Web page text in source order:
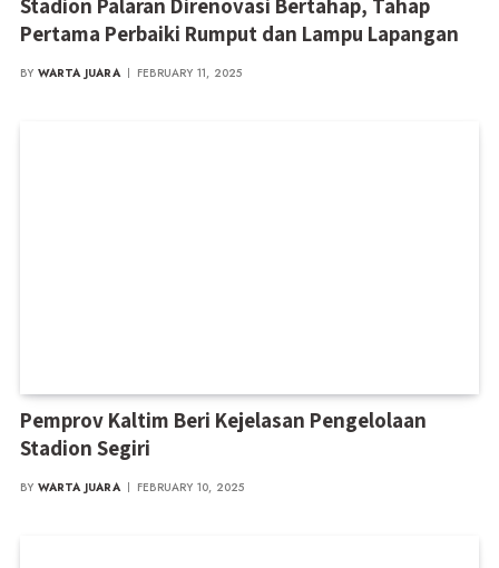
Pertama Perbaiki Rumput dan Lampu Lapangan
BY WARTA JUARA FEBRUARY 11, 2025
Pemprov Kaltim Beri Kejelasan Pengelolaan
Stadion Segiri
BY WARTA JUARA FEBRUARY 10, 2025